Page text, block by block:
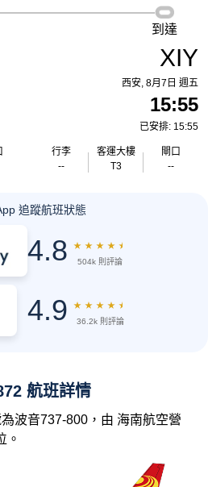
到達
XIY
西安, 8月7日 週五
15:55
已安排: 15:55
行李
--
客運大樓
T3
閘口
--
追蹤航班狀態
4.8 ★ ★ ★ ★ ★
504k 則評論
4.9 ★ ★ ★ ★ ★
36.2k 則評論
航班詳情
波音737-800，由 海南航空營
。